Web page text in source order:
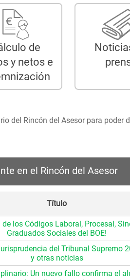
de
y netos e
del Rincón del Asesor para
en el Rincón del Asesor
Título
de los Códigos Laboral, Procesal,
Graduados Sociales del BOE!
del Tribunal Supremo
y otras noticias
Un nuevo fallo confirma el